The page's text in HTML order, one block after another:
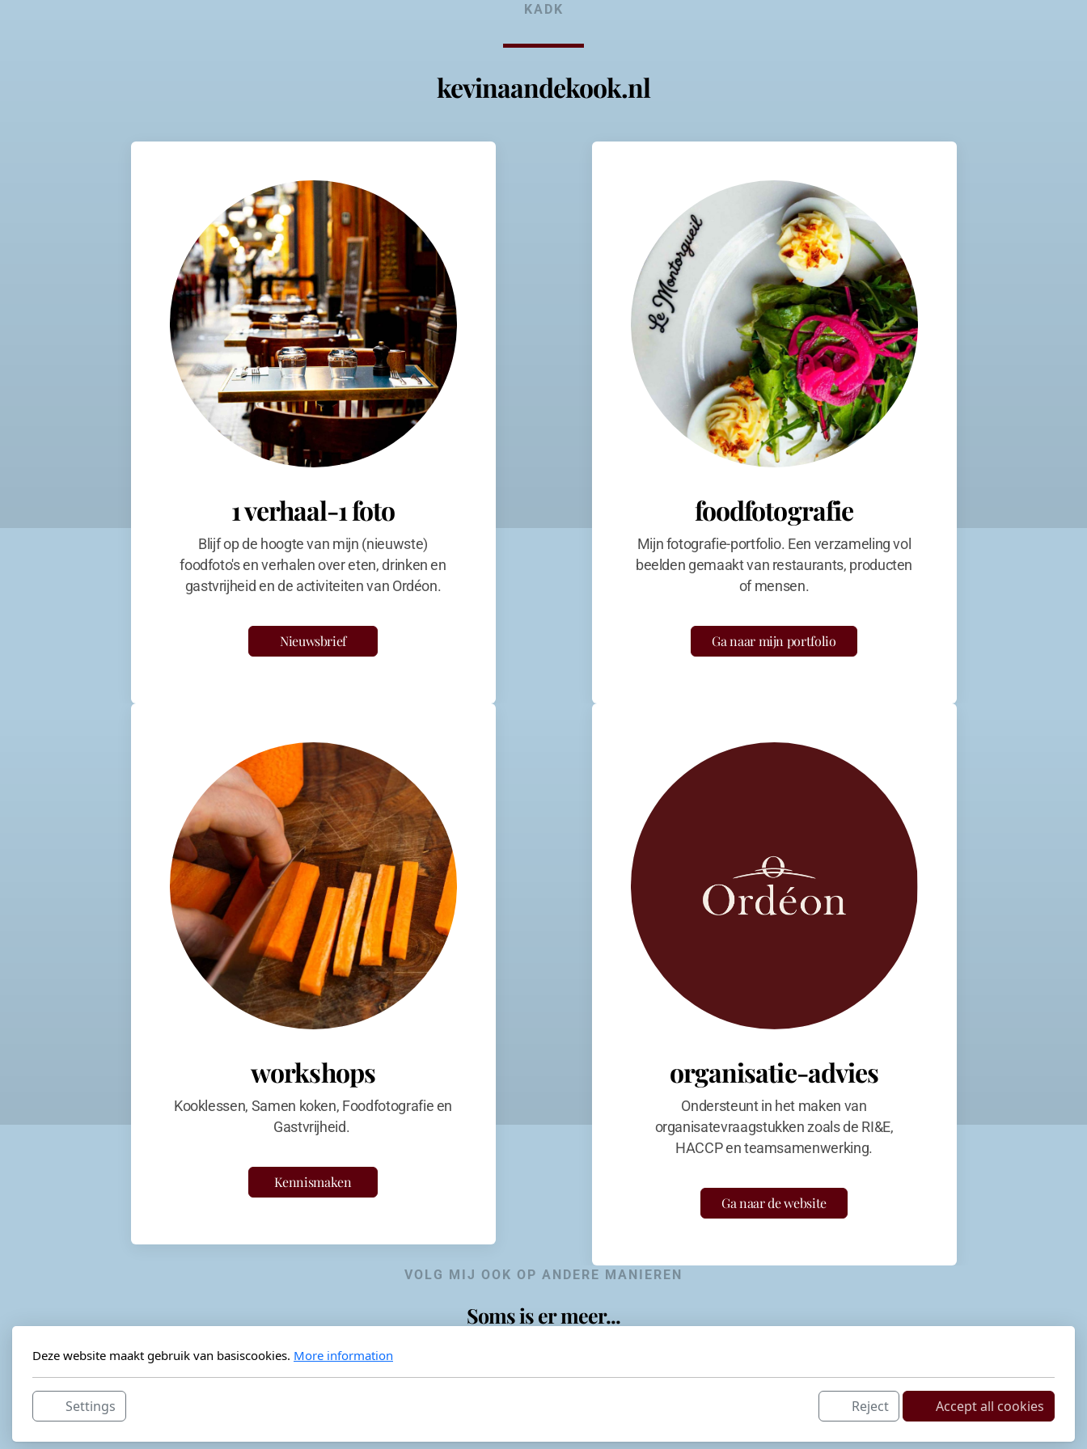
KADK
kevinaandekook.nl
1 verhaal-1 foto
Blijf op de hoogte van mijn (nieuwste)
foodfoto's en verhalen over eten, drinken en
gastvrijheid en de activiteiten van Ordéon.
Nieuwsbrief
foodfotografie
Mijn fotografie-portfolio. Een verzameling vol
beelden gemaakt van restaurants, producten
of mensen.
Ga naar mijn portfolio
workshops
Kooklessen, Samen koken, Foodfotografie en
Gastvrijheid.
Kennismaken
organisatie-advies
Ondersteunt in het maken van
organisatevraagstukken zoals de RI&E,
HACCP en teamsamenwerking.
Ga naar de website
VOLG MIJ OOK OP ANDERE MANIEREN
Soms is er meer...
Deze website maakt gebruik van basiscookies. More information
Settings Reject Accept all cookies